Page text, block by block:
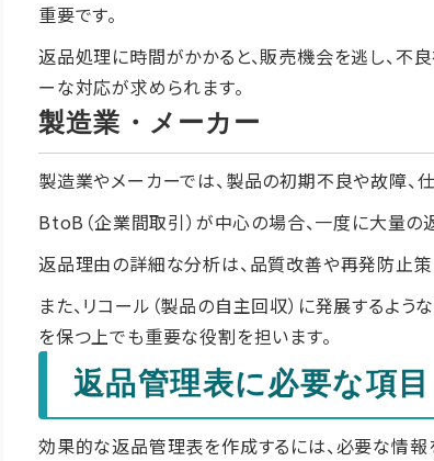
重要です。
返品処理に時間がかかると、販売機会を逃し、不
ーな対応が求められます。
製造業・メーカー
製造業やメーカーでは、製品の初期不良や故障、
BtoB（企業間取引）が中心の場合、一度に大量
返品理由の詳細な分析は、品質改善や再発防止策
また、リコール（製品の自主回収）に発展するよ
を保つ上でも重要な役割を担います。
返品管理表に必要な項目
効果的な返品管理表を作成するには、必要な情報